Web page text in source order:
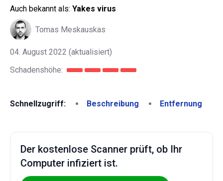
Auch bekannt als: Yakes virus
Tomas Meskauskas
04. August 2022 (aktualisiert)
Schadenshöhe:
Schnellzugriff: Beschreibung Entfernung
Der kostenlose Scanner prüft, ob Ihr
Computer infiziert ist.